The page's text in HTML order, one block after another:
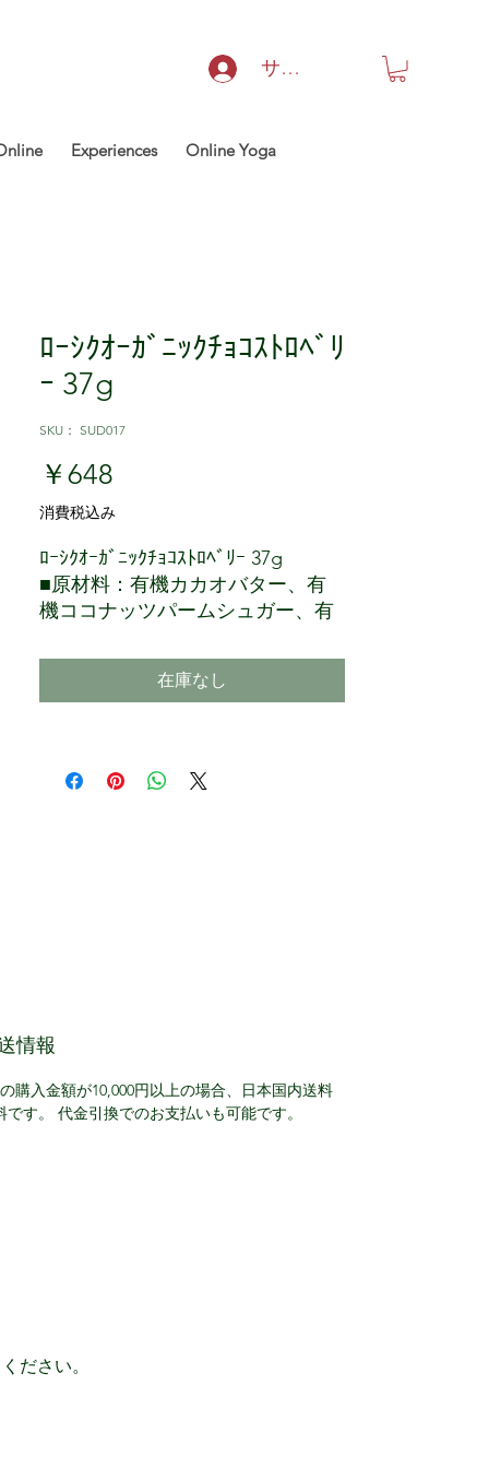
サインイン
Experiences Online Yoga
ﾛｰｼｸｵｰｶﾞﾆｯｸﾁｮｺｽﾄﾛﾍﾞﾘ
ｰ 37g
SKU： SUD017
￥648
消費税込み
ﾛｰｼｸｵｰｶﾞﾆｯｸﾁｮｺｽﾄﾛﾍﾞﾘｰ 37g
■原材料：有機カカオバター、有
機ココナッツパームシュガー、有
ー、有機カカオパウダー、有機バ
在庫なし
情報
購入金額が10,000円以上の場合、日本国内送料
です。 代金引換でのお支払いも可能です。
ださい。